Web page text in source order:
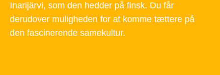
Inarijärvi, som den hedder på finsk. Du får
derudover muligheden for at komme tættere på
den fascinerende samekultur.